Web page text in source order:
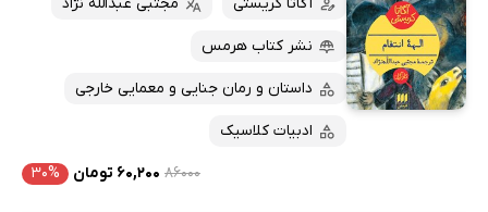
آگاتا کریستی مجتبی عبدالله نژاد
نشر کتاب هرمس
داستان و رمان جنایی و معمایی خارجی
ادبیات کلاسیک
۸۶۰۰۰ ۶۰,۲۰۰ تومان ۳۰%